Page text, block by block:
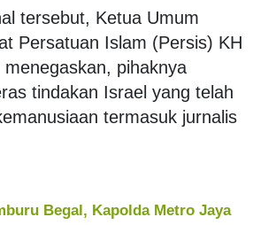
tersebut, Ketua Umum
Persatuan Islam (Persis) KH
pihaknya
tindakan Israel yang telah
termasuk jurnalis
Begal, Kapolda Metro Jaya